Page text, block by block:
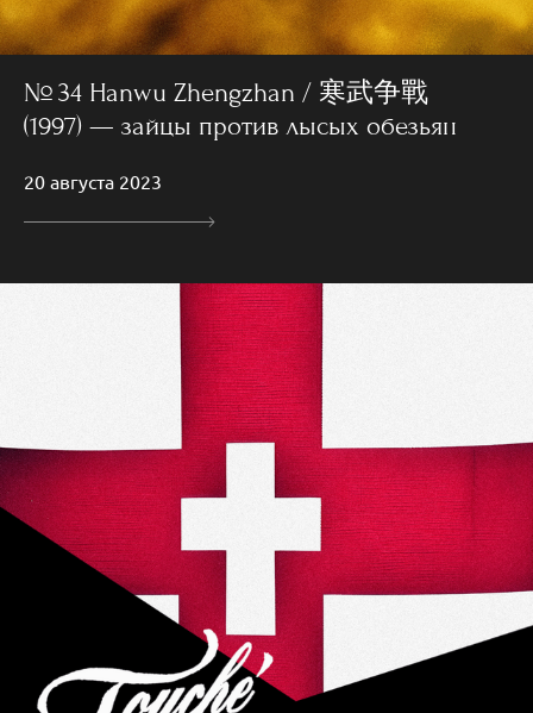
№ 34 Hanwu Zhengzhan / 寒武争戰
(1997) — зайцы против лысых обезьян
20 августа 2023